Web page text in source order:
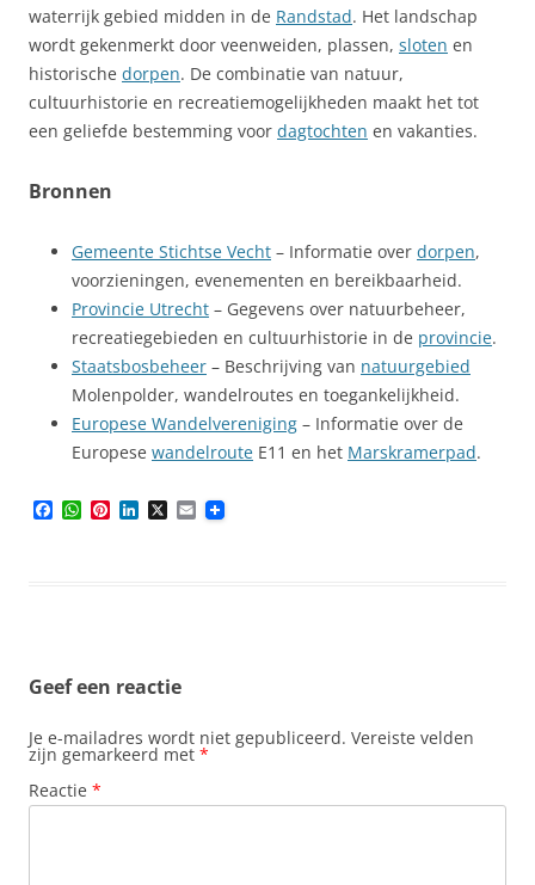
waterrijk gebied midden in de Randstad. Het landschap
wordt gekenmerkt door veenweiden, plassen, sloten en
historische dorpen. De combinatie van natuur,
cultuurhistorie en recreatiemogelijkheden maakt het tot
een geliefde bestemming voor dagtochten en vakanties.
Bronnen
Gemeente Stichtse Vecht – Informatie over dorpen,
voorzieningen, evenementen en bereikbaarheid.
Provincie Utrecht – Gegevens over natuurbeheer,
recreatiegebieden en cultuurhistorie in de provincie.
Staatsbosbeheer – Beschrijving van natuurgebied
Molenpolder, wandelroutes en toegankelijkheid.
Europese Wandelvereniging – Informatie over de
Europese wandelroute E11 en het Marskramerpad.
W P X E
m
Geef een reactie
Je e-mailadres wordt niet gepubliceerd. Vereiste velden
zijn gemarkeerd met *
Reactie *